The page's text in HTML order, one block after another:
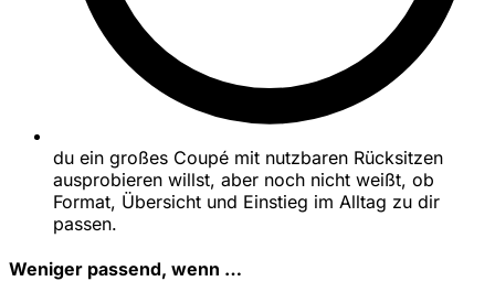
du ein großes Coupé mit nutzbaren Rücksitzen
ausprobieren willst, aber noch nicht weißt, ob
Format, Übersicht und Einstieg im Alltag zu dir
passen.
Weniger passend, wenn …